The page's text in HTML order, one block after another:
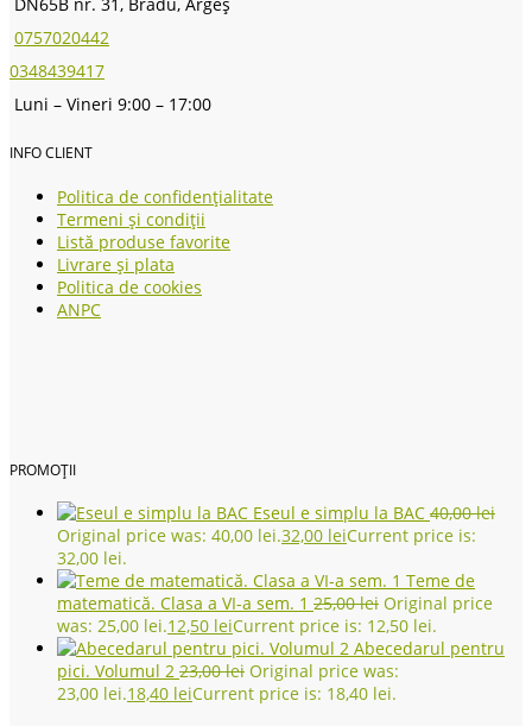
0757020442
0348439417
Luni – Vineri 9:00 – 17:00
INFO CLIENT
Politica de confidențialitate
Termeni și condiții
Listă produse favorite
Livrare și plata
Politica de cookies
ANPC
PROMOȚII
Eseul e simplu la BAC 40,00lei
Original price was: 40,00 lei.32,00 leiCurrent price is:
32,00 lei.
Teme de
matematică. Clasa a VI-a sem. 1 25,00lei Original price
was: 25,00 lei.12,50 leiCurrent price is: 12,50 lei.
Abecedarul pentru
pici. Volumul 2 23,00lei Original price was:
23,00 lei.18,40 leiCurrent price is: 18,40 lei.